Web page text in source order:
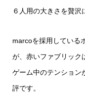
６人用の大きさを贅沢
marcoを採用している
が、赤いファブリック
ゲーム中のテンション
評です。